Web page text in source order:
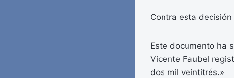
Contra esta
Este documento ha
Vicente Faubel
dos mil veintitrés.»